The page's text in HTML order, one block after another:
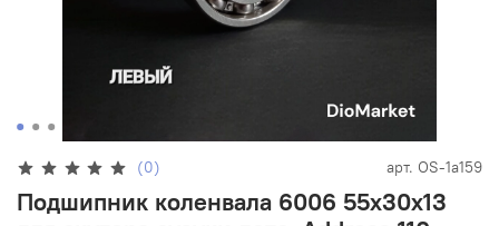
(0) арт. OS-1a159
Подшипник коленвала 6006 55x30x13